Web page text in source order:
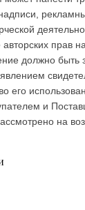
прав
должно быть
его
и
на